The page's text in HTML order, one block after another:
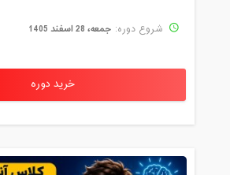
شروع دوره: جمعه، 28 اسفند 1405
خرید دوره